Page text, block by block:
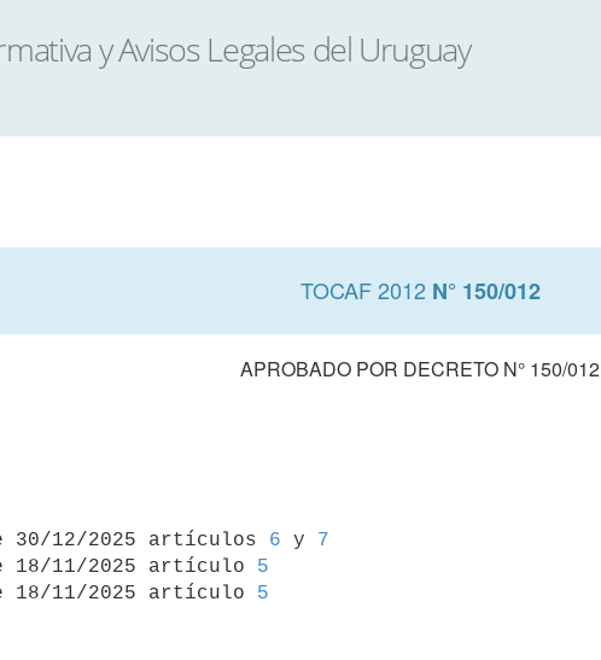
TOCAF 2012 N° 150/012
APROBADO POR DECRETO N° 150/012
30/12/2025 artículos 6 y 7
18/11/2025 artículo 5
18/11/2025 artículo 5